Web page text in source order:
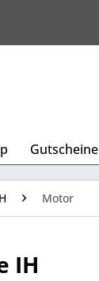
Gutscheine
Motor
IH